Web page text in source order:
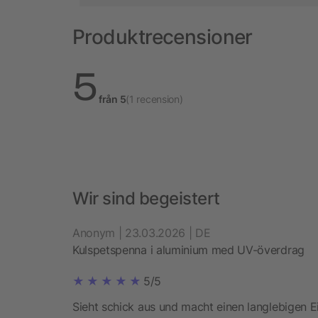
Produktrecensioner
5 från 5(1 recension)
Wir sind begeistert
Anonym | 23.03.2026 | DE
Kulspetspenna i aluminium med UV-överdrag
5/5
Sieht schick aus und macht einen langlebigen